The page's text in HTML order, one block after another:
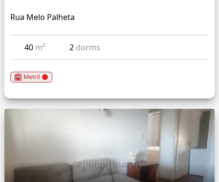
Rua Melo Palheta
40 m² 2 dorms
Metrô